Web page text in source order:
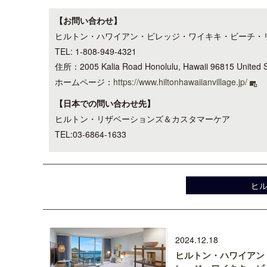
【お問い合わせ】
ヒルトン・ハワイアン・ビレッジ・ワイキキ・ビーチ・
TEL: 1-808-949-4321
住所：2005 Kalia Road Honolulu, Hawaii 96815 United
ホームページ： https://www.hiltonhawaiianvillage.jp/
【日本での問い合わせ先】
ヒルトン・リザベーションズ＆カスタマーケア
TEL:03-6864-1633
ヒ
2024.12.18
ヒルトン・ハワイア